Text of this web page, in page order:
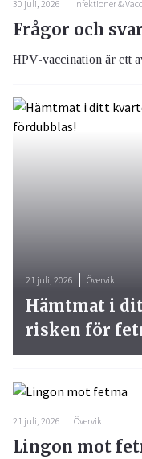
30 juli, 2026 Infektioner &
Frågor och
HPV-vaccination är ett
21 juli, 2026 Övervikt
Hämtmat i
risken för
21 juli, 2026 Övervikt
Lingon mot